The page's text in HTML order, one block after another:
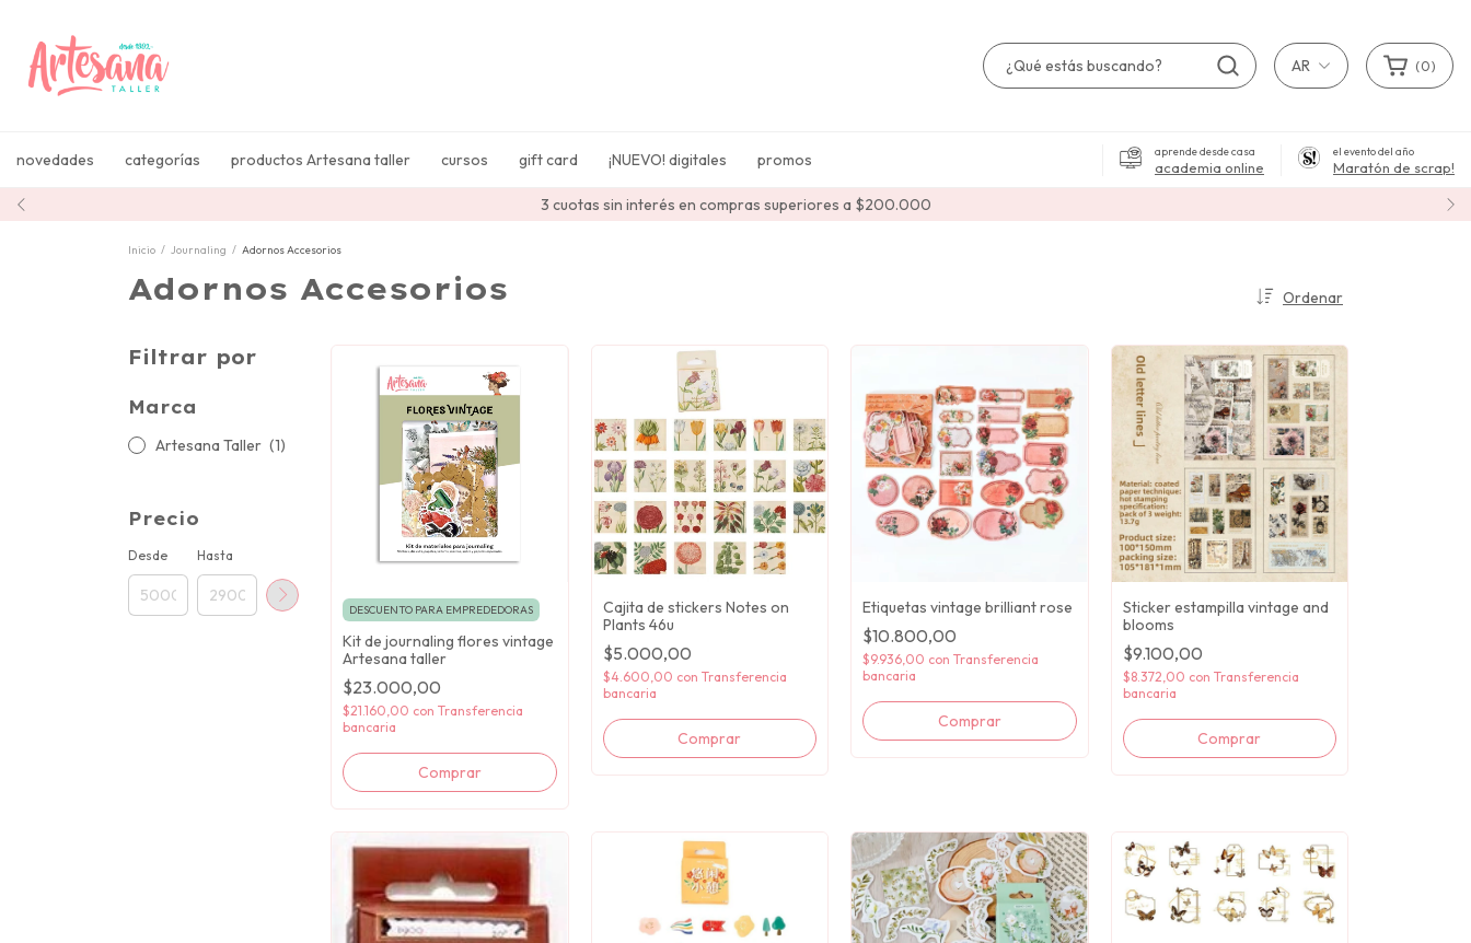
3 cuotas sin interés en compras superiores a $200.000
AR (0)
novedades categorías productos Artesana taller cursos gift card ¡NUEVO! digitales promos aprende desde casa
academia online
el evento del año
Maratón de scrap!
Inicio / Journaling / Adornos Accesorios
Adornos Accesorios Ordenar
Filtrar por
Marca
Artesana Taller (1)
Precio
Desde Hasta
DESCUENTO PARA EMPREDEDORAS
Kit de journaling flores vintage
Artesana taller
$23.000,00
$21.160,00 con Transferencia
bancaria
Cajita de stickers Notes on
Plants 46u
$5.000,00
$4.600,00 con Transferencia
bancaria
Etiquetas vintage brilliant rose
$10.800,00
$9.936,00 con Transferencia
bancaria
Sticker estampilla vintage and
blooms
$9.100,00
$8.372,00 con Transferencia
bancaria